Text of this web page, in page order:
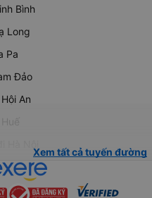
Bình
Long
Pa
Đảo
An
Xem tất cả tuyến đường